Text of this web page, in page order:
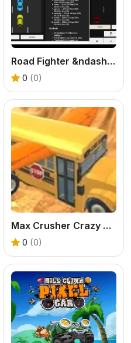
Road Fighter &ndash; Endless Car Racing
0 (0)
Max Crusher Crazy Destruction and Car Crashes
0 (0)